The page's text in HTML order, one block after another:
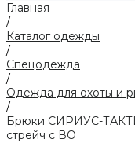
Главная
/
Каталог одежды
/
Спецодежда
/
Одежда для охоты и
/
Брюки СИРИУС-
стрейч с ВО